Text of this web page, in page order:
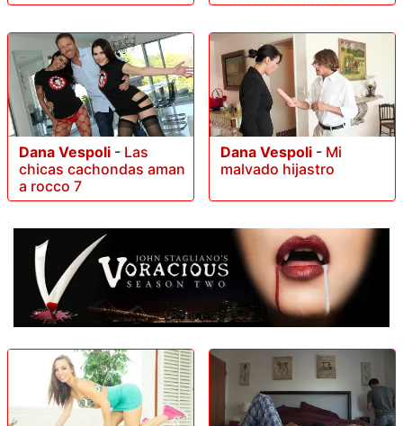
Dana Vespoli - Las
chicas cachondas aman
a rocco 7
Dana Vespoli - Mi
malvado hijastro